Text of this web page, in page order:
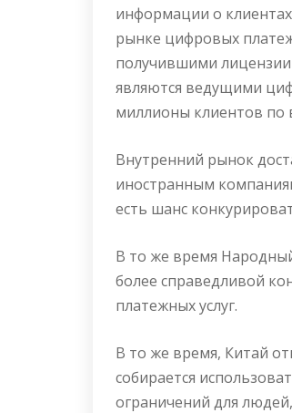
информации о
рынке цифровых
получившими лицензии
являются ведущими
миллионы клиентов по
Внутренний рынок
иностранным
есть шанс
В то же время
более справедливой
платежных услуг.
В то же время, Китай
собирается
ограничений для